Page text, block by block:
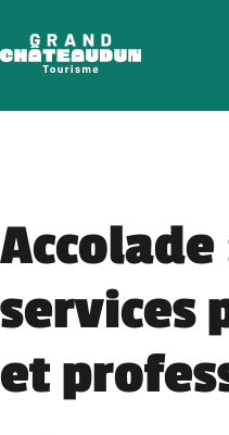
contenu
services
et